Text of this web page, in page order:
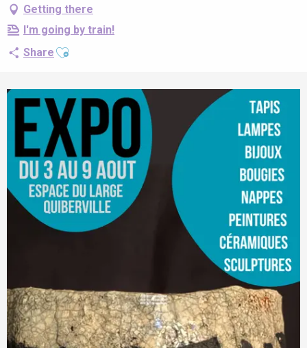
Getting there
I'm going by train!
Share Ajouter aux favoris